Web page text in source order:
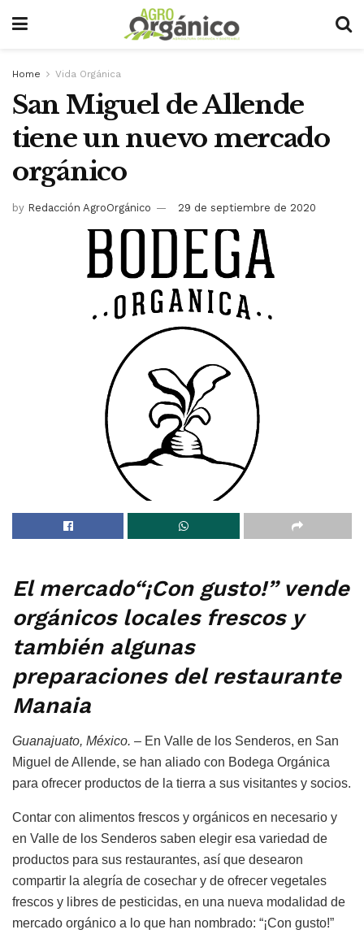
Home Vida Orgánica
San Miguel de Allende
tiene un nuevo mercado
orgánico
by Redacción AgroOrgánico 29 de septiembre de 2020
El mercado“¡Con gusto!” vende
orgánicos locales frescos y
también algunas
preparaciones del restaurante
Manaia
Guanajuato, México. – En Valle de los Senderos, en San
Miguel de Allende, se han aliado con Bodega Orgánica
para ofrecer productos de la tierra a sus visitantes y socios.
Contar con alimentos frescos y orgánicos en necesario y
en Valle de los Senderos saben elegir esa variedad de
productos para sus restaurantes, así que desearon
compartir la alegría de cosechar y de ofrecer vegetales
frescos y libres de pesticidas, en una nueva modalidad de
mercado orgánico a lo que han nombrado: “¡Con gusto!”